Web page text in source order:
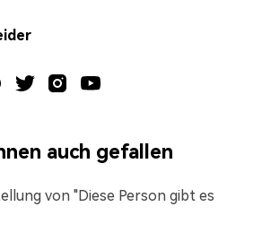
auch gefallen
von "Diese Person gibt es